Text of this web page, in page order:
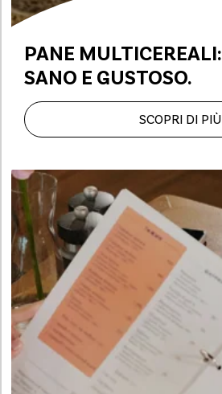
PANE MULTICEREALI:
SANO E GUSTOSO.
SCOPRI DI PIÙ